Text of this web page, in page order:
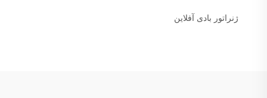
ژنراتور بادی آفلاین